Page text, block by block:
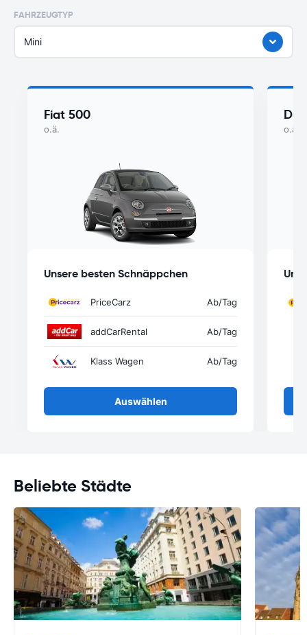
FAHRZEUGTYP
Mini
Fiat 500
o.ä.
Unsere besten Schnäppchen
PriceCarz Ab/Tag
addCarRental Ab/Tag
Klass Wagen Ab/Tag
Auswählen
o.ä.
Beliebte Städte